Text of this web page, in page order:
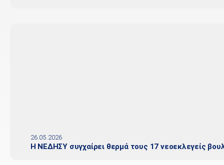
26.05.2026
Η ΝΕΔΗΣΥ συγχαίρει θερμά τους 17 νεοεκλεγείς